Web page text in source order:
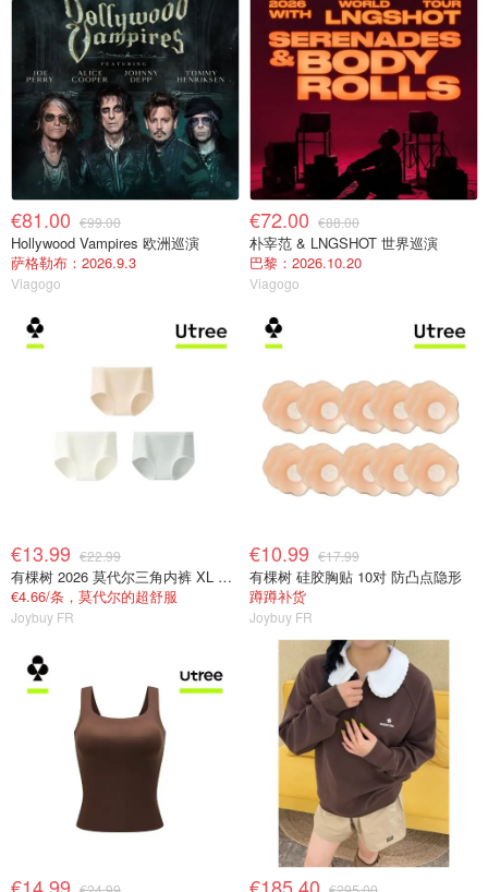
€81.00 €99.00
Hollywood Vampires 欧洲巡演
萨格勒布：2026.9.3
Viagogo
€72.00 €88.00
朴宰范 & LNGSHOT 世界巡演
巴黎：2026.10.20
Viagogo
€13.99 €22.99
有棵树 2026 莫代尔三角内裤 XL 女士抗菌
€4.66/条，莫代尔的超舒服
Joybuy FR
€10.99 €17.99
有棵树 硅胶胸贴 10对 防凸点隐形
蹲蹲补货
Joybuy FR